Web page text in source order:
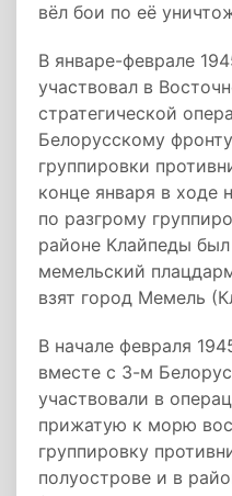
вёл бои по её
В январе-феврале
участвовал в
стратегической
Белорусскому
группировки
конце января в ходе
по разгрому
районе Клайпеды
мемельский
взят город Мемель
В начале февраля
вместе с 3-м
участвовали в
прижатую к морю
группировку
полуострове и в